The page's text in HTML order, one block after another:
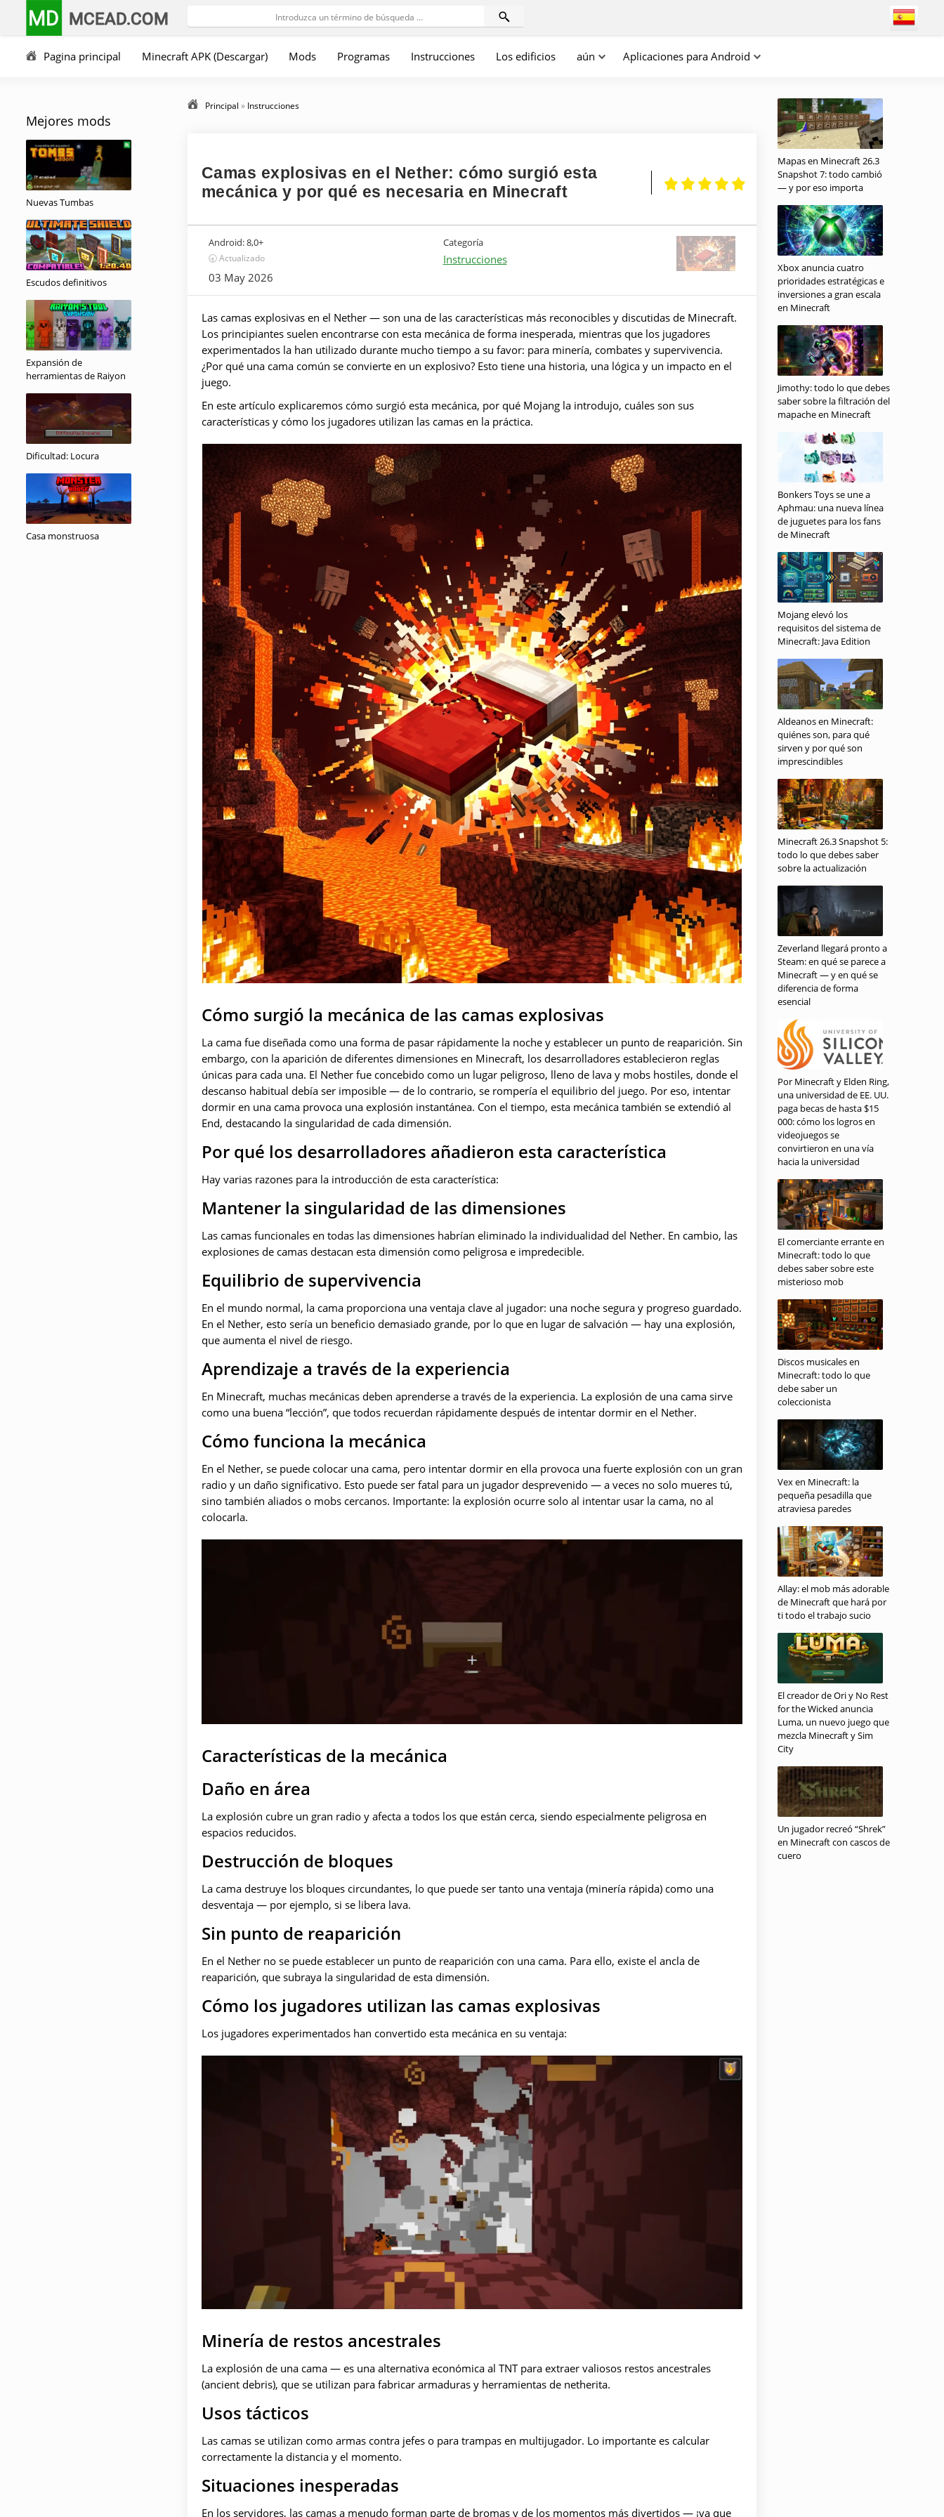
MD MCEAD.COM
Pagina principal Minecraft APK (Descargar) Mods Programas Instrucciones Los edificios aún Aplicaciones para Android
Mejores mods
Nuevas Tumbas
Escudos definitivos
Expansión de
herramientas de Raiyon
Dificultad: Locura
Casa monstruosa
Principal » Instrucciones
Camas explosivas en el Nether: cómo surgió esta
mecánica y por qué es necesaria en Minecraft
Android:8,0+
🕣 Actualizado
03 May 2026
Categoría
Instrucciones
Las camas explosivas en el Nether — son una de las características más reconocibles y discutidas de Minecraft.
Los principiantes suelen encontrarse con esta mecánica de forma inesperada, mientras que los jugadores
experimentados la han utilizado durante mucho tiempo a su favor: para minería, combates y supervivencia.
¿Por qué una cama común se convierte en un explosivo? Esto tiene una historia, una lógica y un impacto en el
juego.
En este artículo explicaremos cómo surgió esta mecánica, por qué Mojang la introdujo, cuáles son sus
características y cómo los jugadores utilizan las camas en la práctica.
Cómo surgió la mecánica de las camas explosivas
La cama fue diseñada como una forma de pasar rápidamente la noche y establecer un punto de reaparición. Sin
embargo, con la aparición de diferentes dimensiones en Minecraft, los desarrolladores establecieron reglas
únicas para cada una. El Nether fue concebido como un lugar peligroso, lleno de lava y mobs hostiles, donde el
descanso habitual debía ser imposible — de lo contrario, se rompería el equilibrio del juego. Por eso, intentar
dormir en una cama provoca una explosión instantánea. Con el tiempo, esta mecánica también se extendió al
End, destacando la singularidad de cada dimensión.
Por qué los desarrolladores añadieron esta característica
Hay varias razones para la introducción de esta característica:
Mantener la singularidad de las dimensiones
Las camas funcionales en todas las dimensiones habrían eliminado la individualidad del Nether. En cambio, las
explosiones de camas destacan esta dimensión como peligrosa e impredecible.
Equilibrio de supervivencia
En el mundo normal, la cama proporciona una ventaja clave al jugador: una noche segura y progreso guardado.
En el Nether, esto sería un beneficio demasiado grande, por lo que en lugar de salvación — hay una explosión,
que aumenta el nivel de riesgo.
Aprendizaje a través de la experiencia
En Minecraft, muchas mecánicas deben aprenderse a través de la experiencia. La explosión de una cama sirve
como una buena “lección”, que todos recuerdan rápidamente después de intentar dormir en el Nether.
Cómo funciona la mecánica
En el Nether, se puede colocar una cama, pero intentar dormir en ella provoca una fuerte explosión con un gran
radio y un daño significativo. Esto puede ser fatal para un jugador desprevenido — a veces no solo mueres tú,
sino también aliados o mobs cercanos. Importante: la explosión ocurre solo al intentar usar la cama, no al
colocarla.
Características de la mecánica
Daño en área
La explosión cubre un gran radio y afecta a todos los que están cerca, siendo especialmente peligrosa en
espacios reducidos.
Destrucción de bloques
La cama destruye los bloques circundantes, lo que puede ser tanto una ventaja (minería rápida) como una
desventaja — por ejemplo, si se libera lava.
Sin punto de reaparición
En el Nether no se puede establecer un punto de reaparición con una cama. Para ello, existe el ancla de
reaparición, que subraya la singularidad de esta dimensión.
Cómo los jugadores utilizan las camas explosivas
Los jugadores experimentados han convertido esta mecánica en su ventaja:
Minería de restos ancestrales
La explosión de una cama — es una alternativa económica al TNT para extraer valiosos restos ancestrales
(ancient debris), que se utilizan para fabricar armaduras y herramientas de netherita.
Usos tácticos
Las camas se utilizan como armas contra jefes o para trampas en multijugador. Lo importante es calcular
correctamente la distancia y el momento.
Situaciones inesperadas
En los servidores, las camas a menudo forman parte de bromas y de los momentos más divertidos — ¡ya que
Mapas en Minecraft 26.3
Snapshot 7: todo cambió
— y por eso importa
Xbox anuncia cuatro
prioridades estratégicas e
inversiones a gran escala
en Minecraft
Jimothy: todo lo que debes
saber sobre la filtración del
mapache en Minecraft
Bonkers Toys se une a
Aphmau: una nueva línea
de juguetes para los fans
de Minecraft
Mojang elevó los
requisitos del sistema de
Minecraft: Java Edition
Aldeanos en Minecraft:
quiénes son, para qué
sirven y por qué son
imprescindibles
Minecraft 26.3 Snapshot 5:
todo lo que debes saber
sobre la actualización
Zeverland llegará pronto a
Steam: en qué se parece a
Minecraft — y en qué se
diferencia de forma
esencial
Por Minecraft y Elden Ring,
una universidad de EE. UU.
paga becas de hasta $15
000: cómo los logros en
videojuegos se
convirtieron en una vía
hacia la universidad
El comerciante errante en
Minecraft: todo lo que
debes saber sobre este
misterioso mob
Discos musicales en
Minecraft: todo lo que
debe saber un
coleccionista
Vex en Minecraft: la
pequeña pesadilla que
atraviesa paredes
Allay: el mob más adorable
de Minecraft que hará por
ti todo el trabajo sucio
El creador de Ori y No Rest
for the Wicked anuncia
Luma, un nuevo juego que
mezcla Minecraft y Sim
City
Un jugador recreó “Shrek”
en Minecraft con cascos de
cuero